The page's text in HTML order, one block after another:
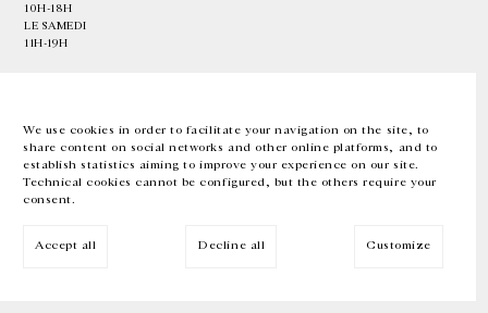
We use cookies in order to facilitate your navigation on the site, to
share content on social networks and other online platforms, and to
establish statistics aiming to improve your experience on our site.
Technical cookies cannot be configured, but the others require your
consent.
Accept all Decline all Customize
10H-18H
LE SAMEDI
11H-19H
EN FR 中文 Facebook Instagram
Inscrivez-vous à notre newsletter